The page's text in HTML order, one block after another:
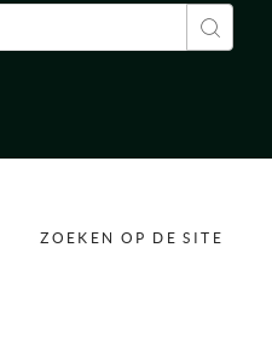
ZOEKEN OP DE SITE